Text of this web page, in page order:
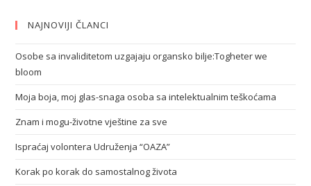
NAJNOVIJI ČLANCI
Osobe sa invaliditetom uzgajaju organsko bilje:Togheter we
bloom
Moja boja, moj glas-snaga osoba sa intelektualnim teškoćama
Znam i mogu-životne vještine za sve
Ispraćaj volontera Udruženja “OAZA”
Korak po korak do samostalnog života